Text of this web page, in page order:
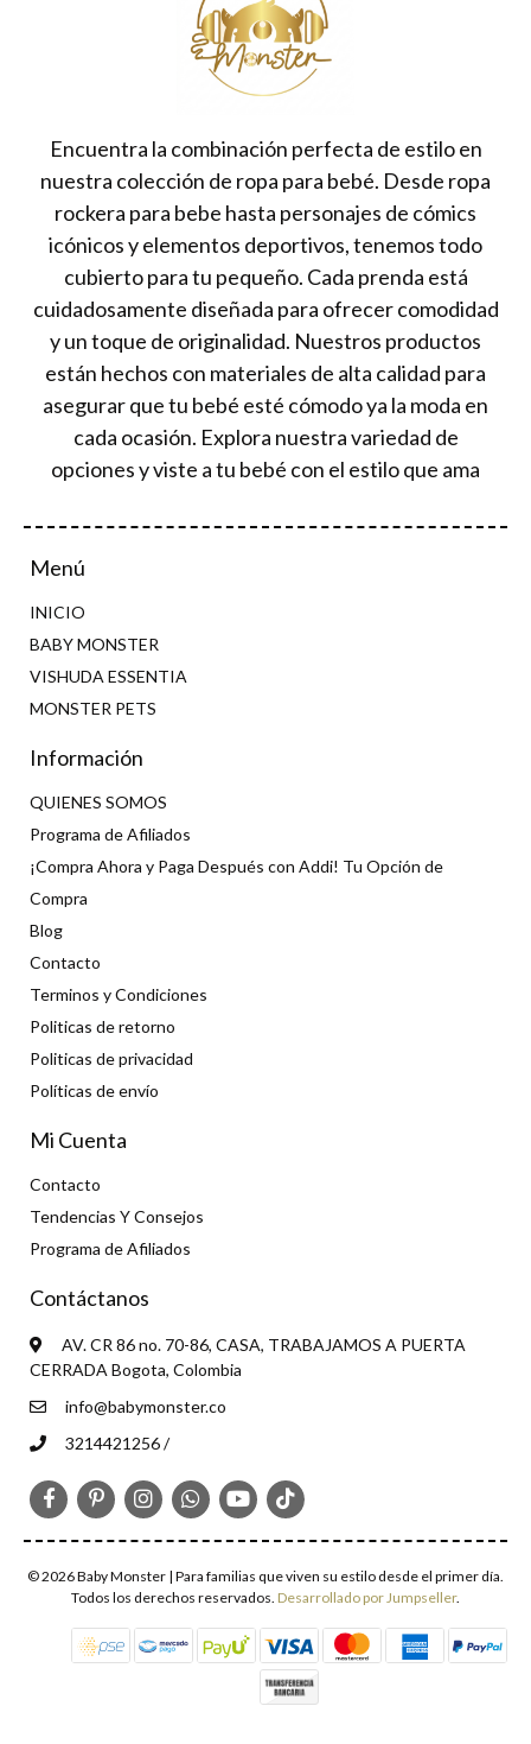
Encuentra la combinación perfecta de estilo en
nuestra colección de ropa para bebé. Desde ropa
rockera para bebe hasta personajes de cómics
icónicos y elementos deportivos, tenemos todo
cubierto para tu pequeño. Cada prenda está
cuidadosamente diseñada para ofrecer comodidad
y un toque de originalidad. Nuestros productos
están hechos con materiales de alta calidad para
asegurar que tu bebé esté cómodo ya la moda en
cada ocasión. Explora nuestra variedad de
opciones y viste a tu bebé con el estilo que ama
Menú
INICIO
BABY MONSTER
VISHUDA ESSENTIA
MONSTER PETS
Información
QUIENES SOMOS
Programa de Afiliados
¡Compra Ahora y Paga Después con Addi! Tu Opción de
Compra
Blog
Contacto
Terminos y Condiciones
Politicas de retorno
Politicas de privacidad
Políticas de envío
Mi Cuenta
Contacto
Tendencias Y Consejos
Programa de Afiliados
Contáctanos
AV. CR 86 no. 70-86, CASA, TRABAJAMOS A PUERTA
CERRADA Bogota, Colombia
info@babymonster.co
3214421256 /
© 2026 Baby Monster | Para familias que viven su estilo desde el primer día.
Todos los derechos reservados. Desarrollado por Jumpseller.